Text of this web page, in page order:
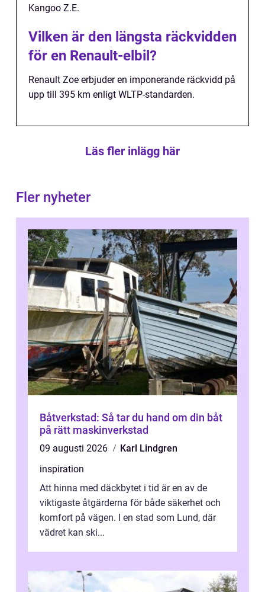
Kangoo Z.E.
Vilken är den längsta räckvidden
för en Renault-elbil?
Renault Zoe erbjuder en imponerande räckvidd på
upp till 395 km enligt WLTP-standarden.
Läs fler inlägg här
Fler nyheter
Båtverkstad: Så tar du hand om din båt
på rätt maskinverkstad
09 augusti 2026
Karl Lindgren
inspiration
Att hinna med däckbytet i tid är en av de
viktigaste åtgärderna för både säkerhet och
komfort på vägen. I en stad som Lund, där
vädret kan ski...